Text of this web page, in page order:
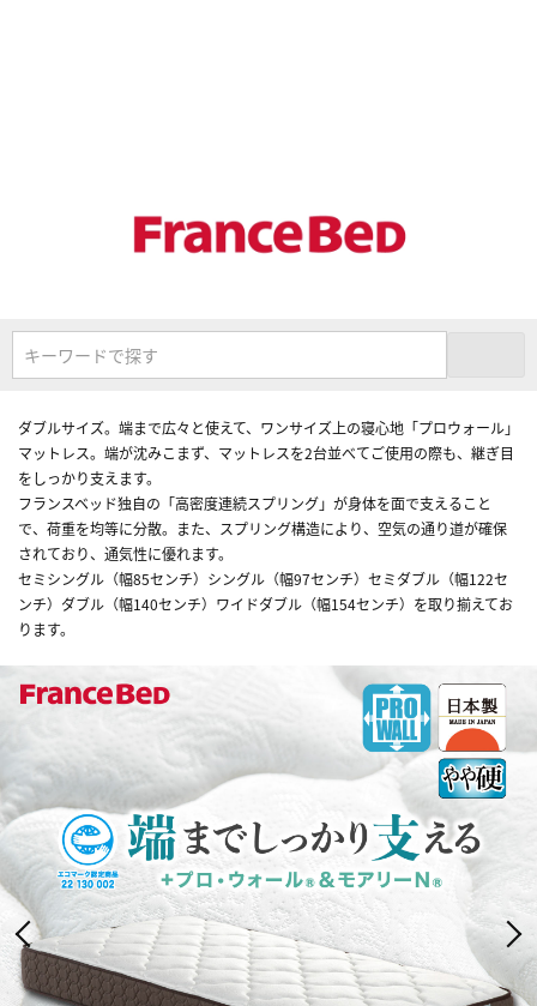
キーワードで探す
ダブルサイズ。端まで広々と使えて、ワンサイズ上の寝心地「プロウォール」
マットレス。端が沈みこまず、マットレスを2台並べてご使用の際も、継ぎ目
をしっかり支えます。
フランスベッド独自の「高密度連続スプリング」が身体を面で支えること
で、荷重を均等に分散。また、スプリング構造により、空気の通り道が確保
されており、通気性に優れます。
セミシングル（幅85センチ）シングル（幅97センチ）セミダブル（幅122セ
ンチ）ダブル（幅140センチ）ワイドダブル（幅154センチ）を取り揃えてお
ります。